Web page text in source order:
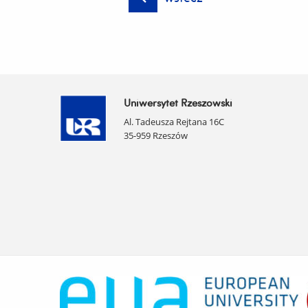
Uniwersytet Rzeszowski
Al. Tadeusza Rejtana 16C
35-959 Rzeszów